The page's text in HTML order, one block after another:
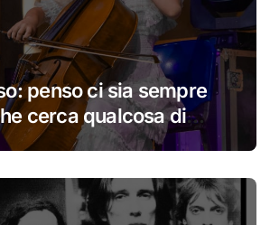
penso ci sia sempre
cerca qualcosa di